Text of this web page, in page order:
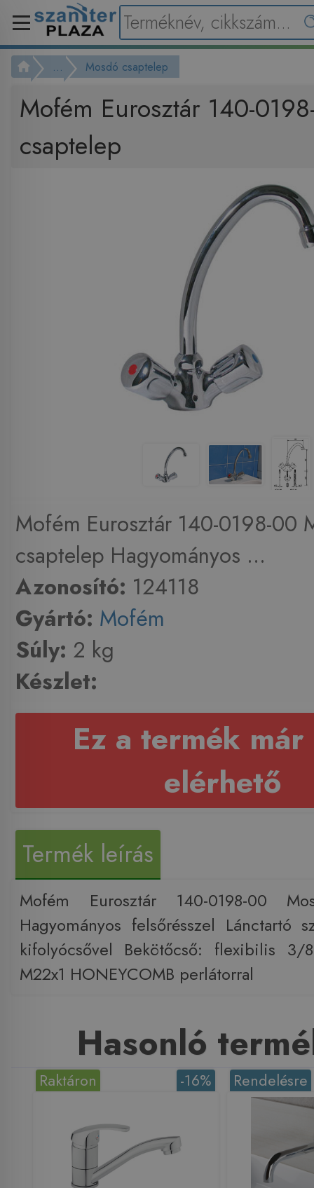
... Mosdó csaptelep
Mofém Eurosztár 140-
csaptelep
Mofém Eurosztár 140-0198-00
csaptelep Hagyományos ...
Azonosító: 124118
Gyártó: Mofém
Súly: 2 kg
Készlet:
Ez a termék már
elérhető
Termék leírás
Mofém Eurosztár 140-0198-00
Hagyományos felsőrésszel Lánctartó
kifolyócsővel Bekötőcső: flexibilis 3/
M22x1 HONEYCOMB perlátorral
Hasonló
-16%
Raktáron Rendelésre